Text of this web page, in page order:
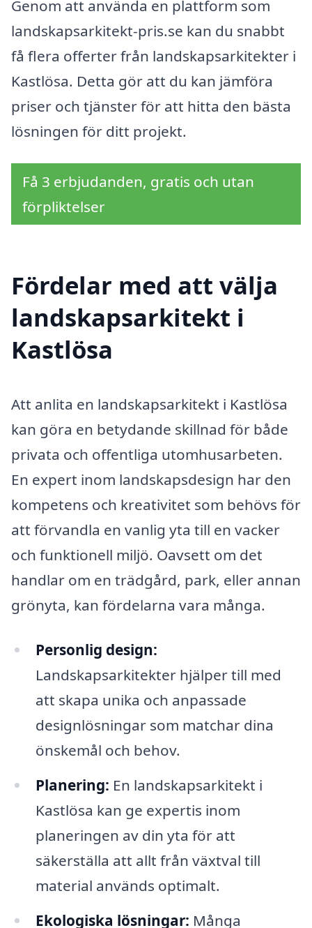
Genom att använda en plattform som
landskapsarkitekt-pris.se kan du snabbt
få flera offerter från landskapsarkitekter i
Kastlösa. Detta gör att du kan jämföra
priser och tjänster för att hitta den bästa
lösningen för ditt projekt.
Få 3 erbjudanden, gratis och utan
förpliktelser
Fördelar med att välja
landskapsarkitekt i
Kastlösa
Att anlita en landskapsarkitekt i Kastlösa
kan göra en betydande skillnad för både
privata och offentliga utomhusarbeten.
En expert inom landskapsdesign har den
kompetens och kreativitet som behövs för
att förvandla en vanlig yta till en vacker
och funktionell miljö. Oavsett om det
handlar om en trädgård, park, eller annan
grönyta, kan fördelarna vara många.
Personlig design:
Landskapsarkitekter hjälper till med
att skapa unika och anpassade
designlösningar som matchar dina
önskemål och behov.
Planering: En landskapsarkitekt i
Kastlösa kan ge expertis inom
planeringen av din yta för att
säkerställa att allt från växtval till
material används optimalt.
Ekologiska lösningar: Många